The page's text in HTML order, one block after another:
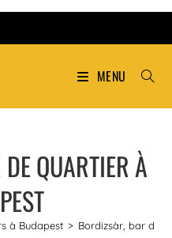
MENU
QUARTIER À
à Budapest > Bordizsàr, bar de